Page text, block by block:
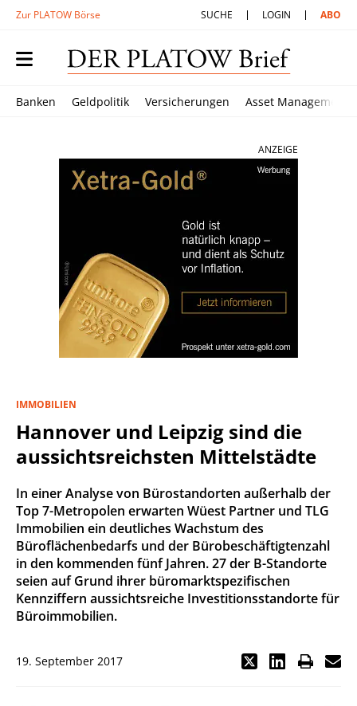
Zur PLATOW Börse SUCHE LOGIN ABO
Banken Geldpolitik Versicherungen Asset Management
ANZEIGE
IMMOBILIEN
Hannover und Leipzig sind die
aussichtsreichsten Mittelstädte
In einer Analyse von Bürostandorten außerhalb der
Top 7-Metropolen erwarten Wüest Partner und TLG
Immobilien ein deutliches Wachstum des
Büroflächenbedarfs und der Bürobeschäftigtenzahl
in den kommenden fünf Jahren. 27 der B-Standorte
seien auf Grund ihrer büromarktspezifischen
Kennziffern aussichtsreiche Investitionsstandorte für
Büroimmobilien.
19. September 2017